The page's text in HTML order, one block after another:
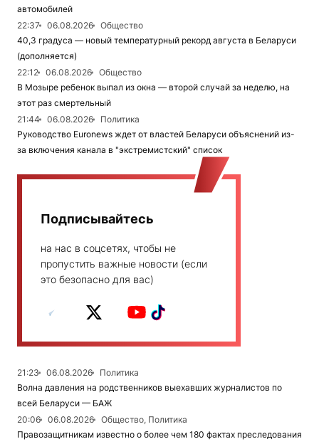
автомобилей
22:37
06.08.2026
Общество
40,3 градуса — новый температурный рекорд августа в Беларуси
(дополняется)
22:12
06.08.2026
Общество
В Мозыре ребенок выпал из окна — второй случай за неделю, на
этот раз смертельный
21:44
06.08.2026
Политика
Руководство Euronews ждет от властей Беларуси объяснений из-
за включения канала в "экстремистский" список
Подписывайтесь
на нас в соцсетях, чтобы не
пропустить важные новости (если
это безопасно для вас)
21:23 06.08.2026
Политика
Волна давления на родственников выехавших журналистов по
всей Беларуси — БАЖ
20:06
06.08.2026
Общество, Политика
Правозащитникам известно о более чем 180 фактах преследования